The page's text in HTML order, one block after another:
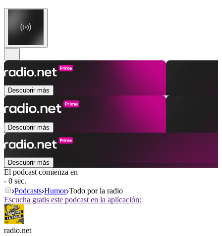
Descubrir más
Descubrir más
Descubrir más
El podcast comienza en
- 0 sec.
Podcasts Humor Todo por la radio
Escucha gratis este podcast en la aplicación:
radio.net